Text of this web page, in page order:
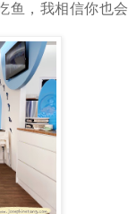
鱼，我相信你也会